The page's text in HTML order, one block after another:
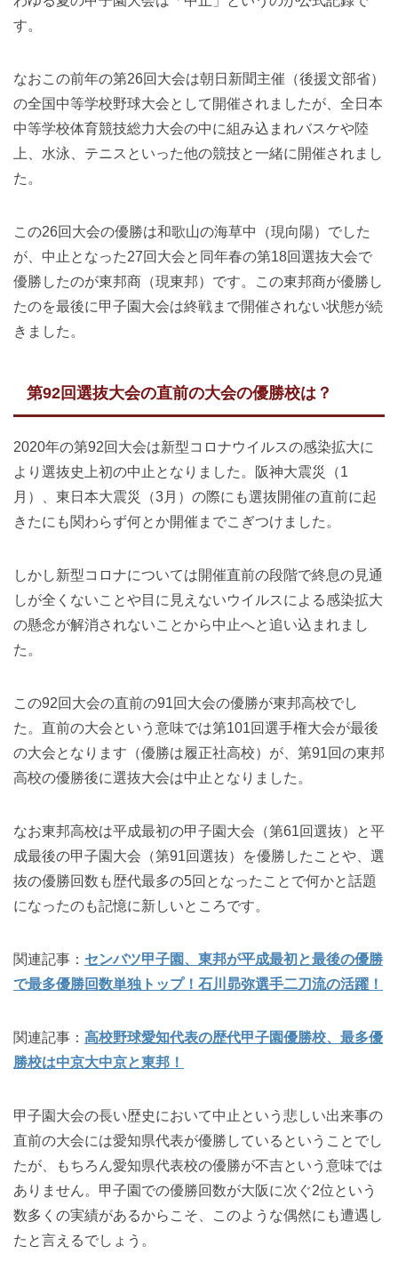
す。
なおこの前年の第26回大会は朝日新聞主催（後援文部省）
の全国中等学校野球大会として開催されましたが、全日本
中等学校体育競技総力大会の中に組み込まれバスケや陸
上、水泳、テニスといった他の競技と一緒に開催されまし
た。
この26回大会の優勝は和歌山の海草中（現向陽）でした
が、中止となった27回大会と同年春の第18回選抜大会で
優勝したのが東邦商（現東邦）です。この東邦商が優勝し
たのを最後に甲子園大会は終戦まで開催されない状態が続
きました。
第92回選抜大会の直前の大会の優勝校は？
2020年の第92回大会は新型コロナウイルスの感染拡大に
より選抜史上初の中止となりました。阪神大震災（1
月）、東日本大震災（3月）の際にも選抜開催の直前に起
きたにも関わらず何とか開催までこぎつけました。
しかし新型コロナについては開催直前の段階で終息の見通
しが全くないことや目に見えないウイルスによる感染拡大
の懸念が解消されないことから中止へと追い込まれまし
た。
この92回大会の直前の91回大会の優勝が東邦高校でし
た。直前の大会という意味では第101回選手権大会が最後
の大会となります（優勝は履正社高校）が、第91回の東邦
高校の優勝後に選抜大会は中止となりました。
なお東邦高校は平成最初の甲子園大会（第61回選抜）と平
成最後の甲子園大会（第91回選抜）を優勝したことや、選
抜の優勝回数も歴代最多の5回となったことで何かと話題
になったのも記憶に新しいところです。
関連記事： センバツ甲子園、東邦が平成最初と最後の優勝
で最多優勝回数単独トップ！石川昴弥選手二刀流の活躍！
関連記事： 高校野球愛知代表の歴代甲子園優勝校、最多優
勝校は中京大中京と東邦！
甲子園大会の長い歴史において中止という悲しい出来事の
直前の大会には愛知県代表が優勝しているということでし
たが、もちろん愛知県代表校の優勝が不吉という意味では
ありません。甲子園での優勝回数が大阪に次ぐ2位という
数多くの実績があるからこそ、このような偶然にも遭遇し
たと言えるでしょう。